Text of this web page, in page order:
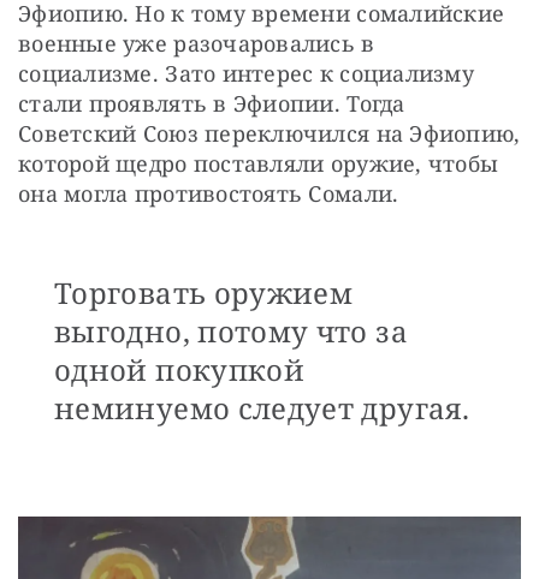
Эфиопию. Но к тому времени сомалийские
военные уже разочаровались в
социализме. Зато интерес к социализму
стали проявлять в Эфиопии. Тогда
Советский Союз переключился на Эфиопию,
которой щедро поставляли оружие, чтобы
она могла противостоять Сомали.
Торговать оружием
выгодно, потому что за
одной покупкой
неминуемо следует другая.